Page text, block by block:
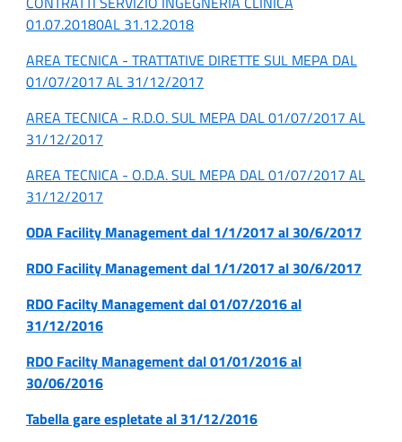
01.07.20180AL 31.12.2018
AREA TECNICA - TRATTATIVE DIRETTE SUL MEPA DAL
01/07/2017 AL 31/12/2017
AREA TECNICA - R.D.O. SUL MEPA DAL 01/07/2017 AL
31/12/2017
AREA TECNICA - O.D.A. SUL MEPA DAL 01/07/2017 AL
31/12/2017
ODA Facility Management dal 1/1/2017 al 30/6/2017
RDO Facility Management dal 1/1/2017 al 30/6/2017
RDO Facilty Management dal 01/07/2016 al
31/12/2016
RDO Facilty Management dal 01/01/2016 al
30/06/2016
Tabella gare espletate al 31/12/2016